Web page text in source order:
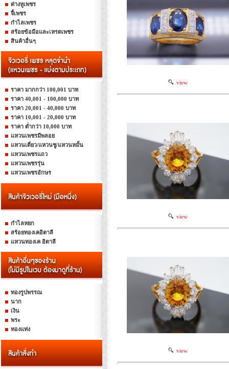
ต่างหูเพชร
จี้เพชร
กำไลเพชร
สร้อยข้อมือและเหรดเพชร
สินค้าอื่นๆ
ราคา มากกว่า 100,001 บาท
ราคา 40,001 - 100,000 บาท
ราคา 20,001 - 40,000 บาท
ราคา 10,001 - 20,000 บาท
ราคา ต่ำกว่า 10,000 บาท
แหวนเพชรมีพลอย
แหวนเดี่ยว/แหวนชู/แหวนหมั้น
แหวนเพชรแถว
แหวนเพชรรุ่น
แหวนเพชรอักษร
กำไลหยก
สร้อยทองเคอิตาลี
แหวนทองเค อิตาลี
ทองรูปพรรณ
นาก
เงิน
พระ
ทองแท่ง
view
view
view